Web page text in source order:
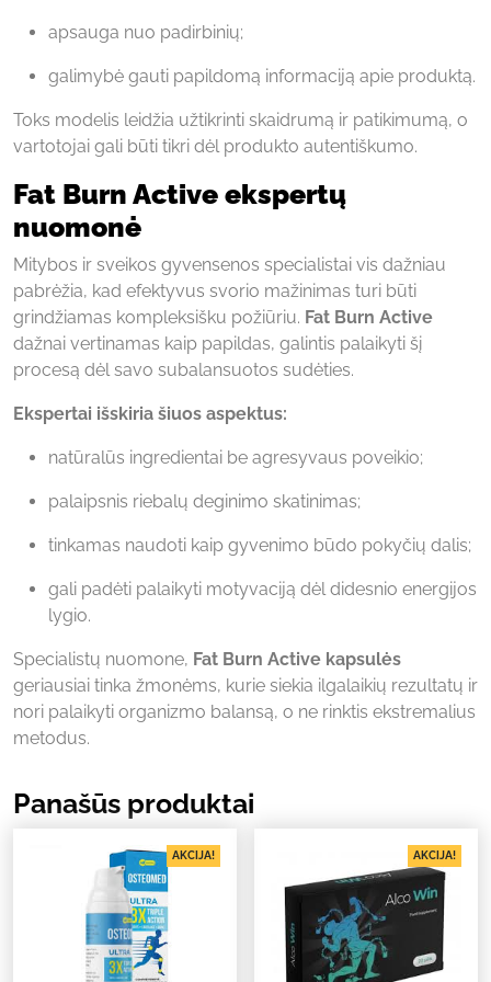
apsauga nuo padirbinių;
galimybė gauti papildomą informaciją apie produktą.
Toks modelis leidžia užtikrinti skaidrumą ir patikimumą, o
vartotojai gali būti tikri dėl produkto autentiškumo.
Fat Burn Active ekspertų
nuomonė
Mitybos ir sveikos gyvensenos specialistai vis dažniau
pabrėžia, kad efektyvus svorio mažinimas turi būti
grindžiamas kompleksišku požiūriu. Fat Burn Active
dažnai vertinamas kaip papildas, galintis palaikyti šį
procesą dėl savo subalansuotos sudėties.
Ekspertai išskiria šiuos aspektus:
natūralūs ingredientai be agresyvaus poveikio;
palaipsnis riebalų deginimo skatinimas;
tinkamas naudoti kaip gyvenimo būdo pokyčių dalis;
gali padėti palaikyti motyvaciją dėl didesnio energijos
lygio.
Specialistų nuomone, Fat Burn Active kapsulės
geriausiai tinka žmonėms, kurie siekia ilgalaikių rezultatų ir
nori palaikyti organizmo balansą, o ne rinktis ekstremalius
metodus.
Panašūs produktai
AKCIJA! AKCIJA!